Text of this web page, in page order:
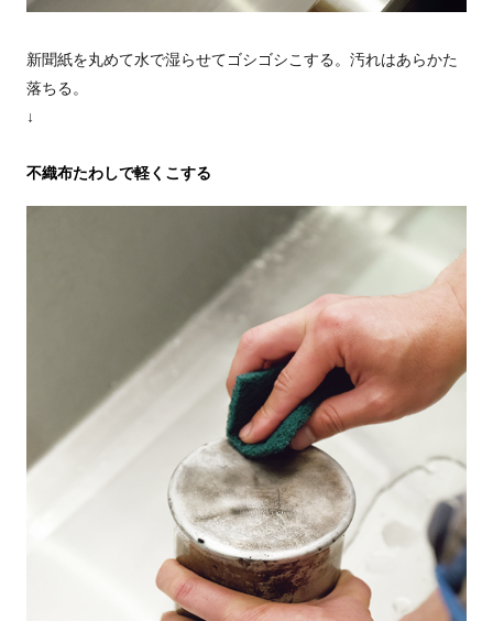
新聞紙を丸めて水で湿らせてゴシゴシこする。汚れはあらかた
落ちる。
↓
不織布たわしで軽くこする